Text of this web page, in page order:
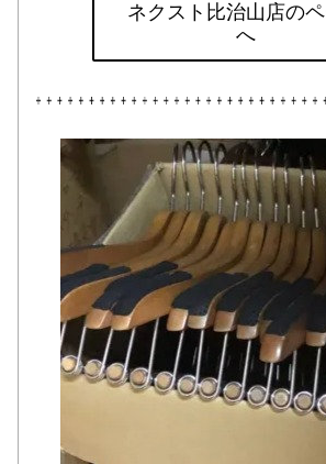
ネクスト比治山店の
へ